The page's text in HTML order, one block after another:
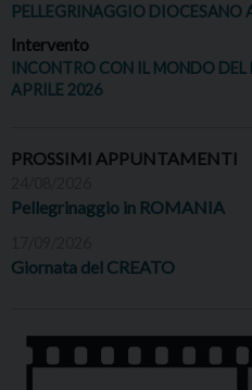
PELLEGRINAGGIO
Intervento
INCONTRO CON IL MONDO
APRILE 2026
PROSSIMI APPUNTAMENTI
Pellegrinaggio in ROMANIA
Giornata del CREATO